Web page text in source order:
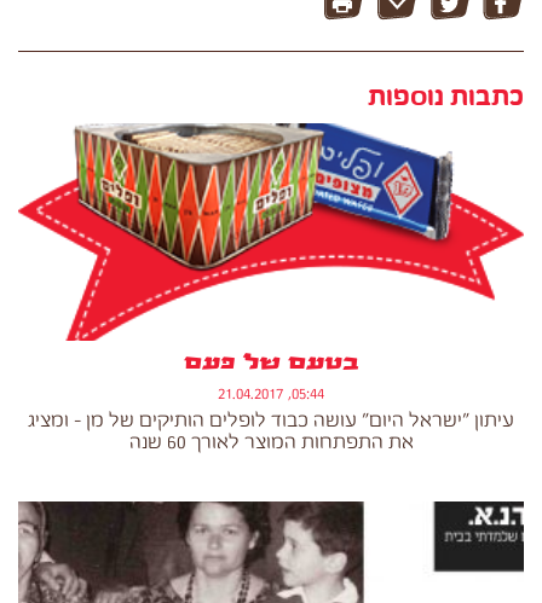
כתבות נוספות
בטעם של פעם
05:44, 21.04.2017
עיתון "ישראל היום" עושה כבוד לופלים הותיקים של מן - ומציג
את התפתחות המוצר לאורך 60 שנה